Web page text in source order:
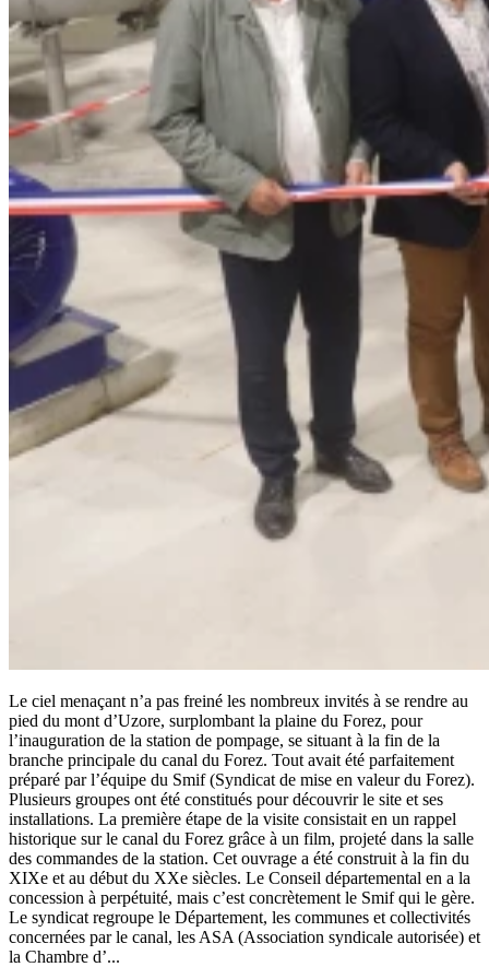
Le ciel menaçant n’a pas freiné les nombreux invités à se rendre au
pied du mont d’Uzore, surplombant la plaine du Forez, pour
l’inauguration de la station de pompage, se situant à la fin de la
branche principale du canal du Forez. Tout avait été parfaitement
préparé par l’équipe du Smif (Syndicat de mise en valeur du Forez).
Plusieurs groupes ont été constitués pour découvrir le site et ses
installations. La première étape de la visite consistait en un rappel
historique sur le canal du Forez grâce à un film, projeté dans la salle
des commandes de la station. Cet ouvrage a été construit à la fin du
XIXe et au début du XXe siècles. Le Conseil départemental en a la
concession à perpétuité, mais c’est concrètement le Smif qui le gère.
Le syndicat regroupe le Département, les communes et collectivités
concernées par le canal, les ASA (Association syndicale autorisée) et
la Chambre d’...